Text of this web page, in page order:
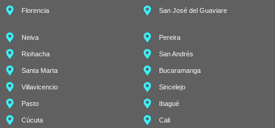
Florencia San José del Guaviare
Neiva
Riohacha
Santa Marta
Villavicencio
Pasto
Cúcuta
Pereira
San Andrés
Bucaramanga
Sincelejo
Ibagué
Cali